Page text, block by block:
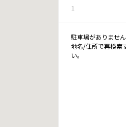
1
駐車場がありません
地名/住所で再検索
い。